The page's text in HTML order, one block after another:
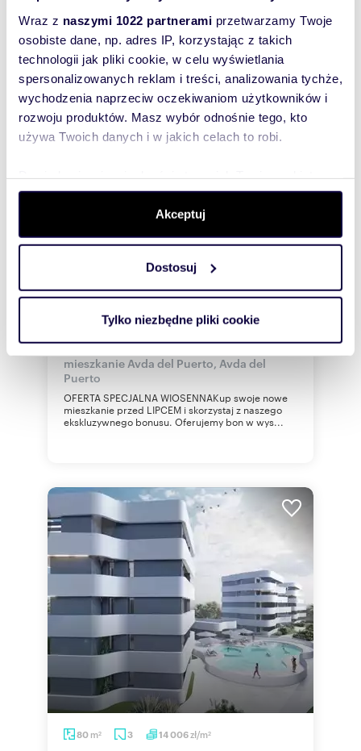
Wraz z naszymi 1022 partnerami przetwarzamy Twoje
osobiste dane, np. adres IP, korzystając z takich
technologii jak pliki cookie, w celu wyświetlania
spersonalizowanych reklam i treści, analizowania tychże,
wychodzenia naprzeciw oczekiwaniom użytkowników i
rozwoju produktów. Masz wybór odnośnie tego, kto
używa Twoich danych i w jakich celach to robi.
dane są przetwarzane oraz ustaw własne preferencje w
. W Deklaracji plików cookie możesz
zmienić lub wycofać swoją zgodę w dowolnej chwili.
Wykorzystujemy pliki cookie do spersonalizowania treści
i reklam, aby oferować funkcje społecznościowe i
korzystasz z naszej witryny, udostępniamy partnerom
Partnerzy mogą połączyć te informacje z innymi danymi
korzystania z ich usług.
Akceptuj
Dostosuj
Tylko niezbędne pliki cookie
WYRÓŻNIONE
zł/m
3000 € w Guardamar polecam
2 002 500 zł
mieszkanie Avda del Puerto, Avda del
Puerto
OFERTA SPECJALNA WIOSENNAKup swoje nowe
mieszkanie przed LIPCEM i skorzystaj z naszego
ekskluzywnego bonusu. Oferujemy bon w wys...
80 m2 3 14 006zł/m2